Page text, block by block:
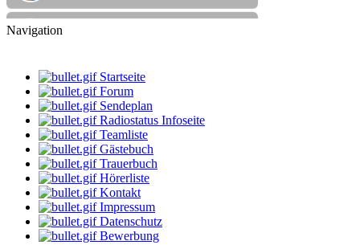
klaus
12:00 Uhr
DarthVader
Die beste Musik, der beste Mix
14:00 Uhr
dersachse
Volksmusik & Schlager
16:00 Uhr
StarClub
Country Time
18:00 Uhr
Küstenkind
Navigation
Startseite
Forum
Sendeplan
Radiostatus Infoseite
Teamliste
Gästebuch
Trauerbuch
Hörerliste
Kontakt
Impressum
Datenschutz
Bewerbung